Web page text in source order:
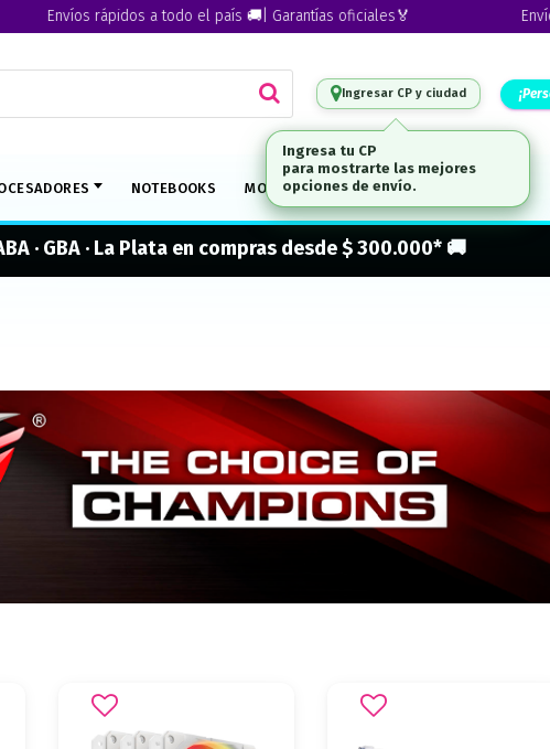
rápidos a todo el país 🚚| Garantías oficiales🏅 Envíos rápidos
Ingresar CP y ciudad
NOTEBOOKS MONITORES MARCAS
· GBA · La Plata en compras desde $ 300.000* 🚚